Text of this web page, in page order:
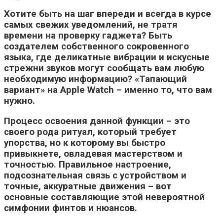
Хотите быть на шаг впереди и всегда в курсе
самых свежих уведомлений, не тратя
времени на проверку гаджета? Быть
создателем собственного сокровенного
языка, где деликатные вибрации и искусные
стрежни звуков могут сообщать вам любую
необходимую информацию? «Тапающий
вариант» на Apple Watch – именно то, что вам
нужно.
Процесс освоения данной функции – это
своего рода ритуал, который требует
упорства, но к которому вы быстро
привыкнете, овладевая мастерством и
точностью. Правильное настроение,
подсознательная связь с устройством и
точные, аккуратные движения – вот
основные составляющие этой невероятной
симфонии финтов и нюансов.